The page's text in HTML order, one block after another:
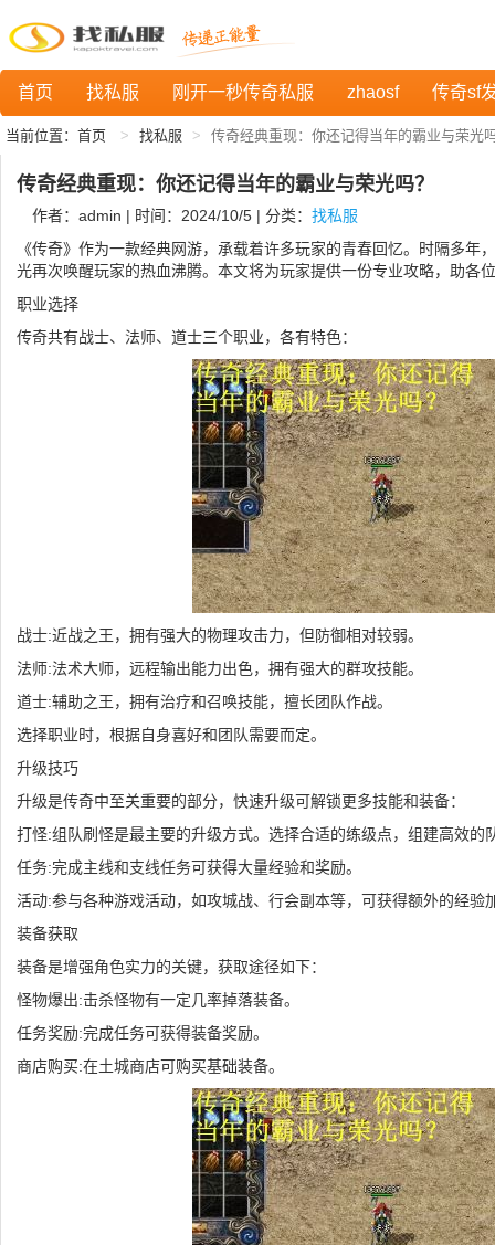
首页 找私服 刚开一秒传奇私服 zhaosf 传奇sf
当前位置： 首页 找私服 传奇经典重现：你还记得当年的霸业与荣光
传奇经典重现：你还记得当年的霸业与荣光吗？
作者：admin | 时间：2024/10/5 | 分类： 找私服
《传奇》作为一款经典网游，承载着许多玩家的青春回忆。时隔多年
光再次唤醒玩家的热血沸腾。本文将为玩家提供一份专业攻略，助各
职业选择
传奇共有战士、法师、道士三个职业，各有特色：
战士:近战之王，拥有强大的物理攻击力，但防御相对较弱。
法师:法术大师，远程输出能力出色，拥有强大的群攻技能。
道士:辅助之王，拥有治疗和召唤技能，擅长团队作战。
选择职业时，根据自身喜好和团队需要而定。
升级技巧
升级是传奇中至关重要的部分，快速升级可解锁更多技能和装备：
打怪:组队刷怪是最主要的升级方式。选择合适的练级点，组建高效的
任务:完成主线和支线任务可获得大量经验和奖励。
活动:参与各种游戏活动，如攻城战、行会副本等，可获得额外的经验
装备获取
装备是增强角色实力的关键，获取途径如下：
怪物爆出:击杀怪物有一定几率掉落装备。
任务奖励:完成任务可获得装备奖励。
商店购买:在土城商店可购买基础装备。